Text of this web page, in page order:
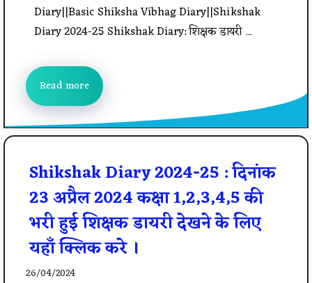
Diary||Basic Shiksha Vibhag Diary||Shikshak
Diary 2024-25 Shikshak Diary: शिक्षक डायरी ...
Read more
Shikshak Diary 2024-25 : दिनांक
23 अप्रैल 2024 कक्षा 1,2,3,4,5 की
भरी हुई शिक्षक डायरी देखने के लिए
यहाँ क्लिक करे ।
26/04/2024